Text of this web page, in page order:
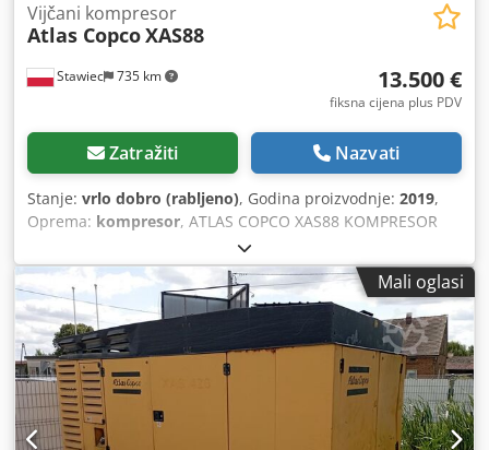
Stawiec 735 km
Vijčani kompresor
Atlas CopcoXAS88
13.500 €
fiksna cijena plus PDV
Zatražiti Nazvati
Stanje: vrlo dobro (rabljeno), Godina proizvodnje: 2019,
Oprema: kompresor, ATLAS COPCO XAS88 KOMPRESOR
5.2m3 2019 DIESEL ATLAS COPCO XAS 88 kompresor nakon
kompletnog servisa Tehnički podaci: Cedpfxerdf Swo Ahfjrf
učinkovitost 5,20 m3/min; radni pritisak 7 Bar; godina
proizvodnje 2019; Motor KUBOT kilometraža 1519 sati!!!
kompresor je potpuno operativan neto cijena: 58.800 PLN
bruto cijena: 72.324 PLN Ispod je poveznica na video koji
prikazuje stroj u radu
Mali oglasi